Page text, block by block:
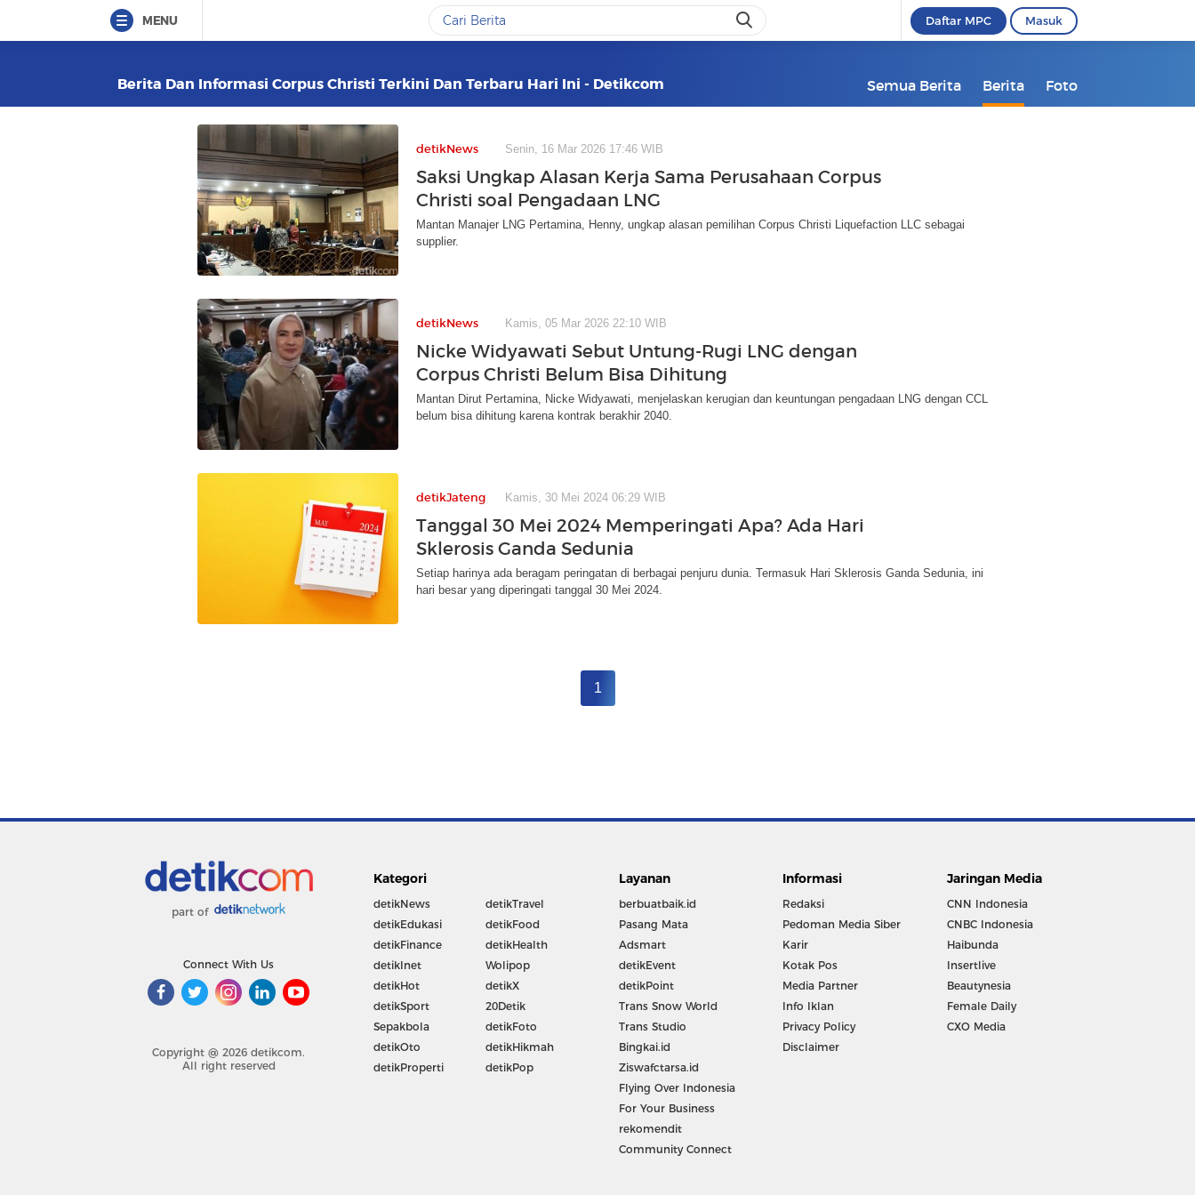
MENU Daftar MPC Masuk
Berita Dan Informasi Corpus Christi Terkini Dan Terbaru Hari Ini - Detikcom Semua Berita Berita Foto
detikNews Senin, 16 Mar 2026 17:46 WIB
Saksi Ungkap Alasan Kerja Sama Perusahaan Corpus
Christi soal Pengadaan LNG
Mantan Manajer LNG Pertamina, Henny, ungkap alasan pemilihan Corpus Christi Liquefaction LLC sebagai
supplier.
detikNews Kamis, 05 Mar 2026 22:10 WIB
Nicke Widyawati Sebut Untung-Rugi LNG dengan
Corpus Christi Belum Bisa Dihitung
Mantan Dirut Pertamina, Nicke Widyawati, menjelaskan kerugian dan keuntungan pengadaan LNG dengan CCL
belum bisa dihitung karena kontrak berakhir 2040.
detikJateng Kamis, 30 Mei 2024 06:29 WIB
Tanggal 30 Mei 2024 Memperingati Apa? Ada Hari
Sklerosis Ganda Sedunia
Setiap harinya ada beragam peringatan di berbagai penjuru dunia. Termasuk Hari Sklerosis Ganda Sedunia, ini
hari besar yang diperingati tanggal 30 Mei 2024.
1
part of
Connect With Us
Copyright @ 2026 detikcom.
All right reserved
Kategori
detikNews
detikEdukasi
detikFinance
detikInet
detikHot
detikSport
Sepakbola
detikOto
detikProperti
detikTravel
detikFood
detikHealth
Wolipop
detikX
20Detik
detikFoto
detikHikmah
detikPop
Layanan
berbuatbaik.id
Pasang Mata
Adsmart
detikEvent
detikPoint
Trans Snow World
Trans Studio
Bingkai.id
Ziswafctarsa.id
Flying Over Indonesia
For Your Business
rekomendit
Community Connect
Informasi
Redaksi
Pedoman Media Siber
Karir
Kotak Pos
Media Partner
Info Iklan
Privacy Policy
Disclaimer
Jaringan Media
CNN Indonesia
CNBC Indonesia
Haibunda
Insertlive
Beautynesia
Female Daily
CXO Media